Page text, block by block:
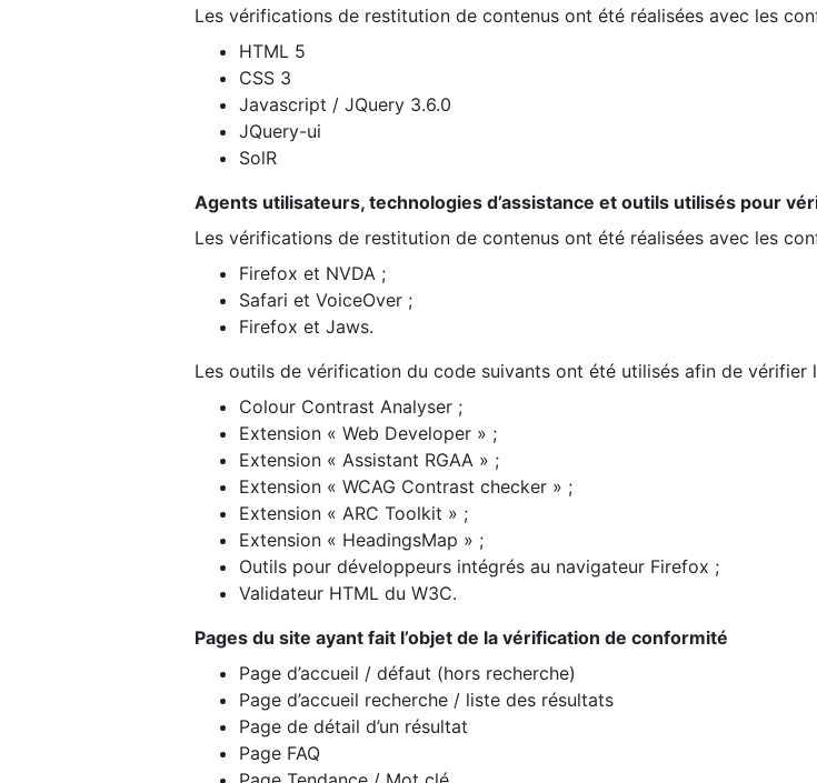
Les vérifications de restitution de contenus ont été réalisées avec les
HTML 5
CSS 3
Javascript / JQuery 3.6.0
JQuery-ui
SolR
Agents utilisateurs, technologies d’assistance et outils utilisés pour
Les vérifications de restitution de contenus ont été réalisées avec les
Firefox et NVDA ;
Safari et VoiceOver ;
Firefox et Jaws.
Les outils de vérification du code suivants ont été utilisés afin de vérifier
Colour Contrast Analyser ;
Extension « Web Developer » ;
Extension « Assistant RGAA » ;
Extension « WCAG Contrast checker » ;
Extension « ARC Toolkit » ;
Extension « HeadingsMap » ;
Outils pour développeurs intégrés au navigateur Firefox ;
Validateur HTML du W3C.
Pages du site ayant fait l’objet de la vérification de conformité
Page d’accueil / défaut (hors recherche)
Page d’accueil recherche / liste des résultats
Page de détail d’un résultat
Page FAQ